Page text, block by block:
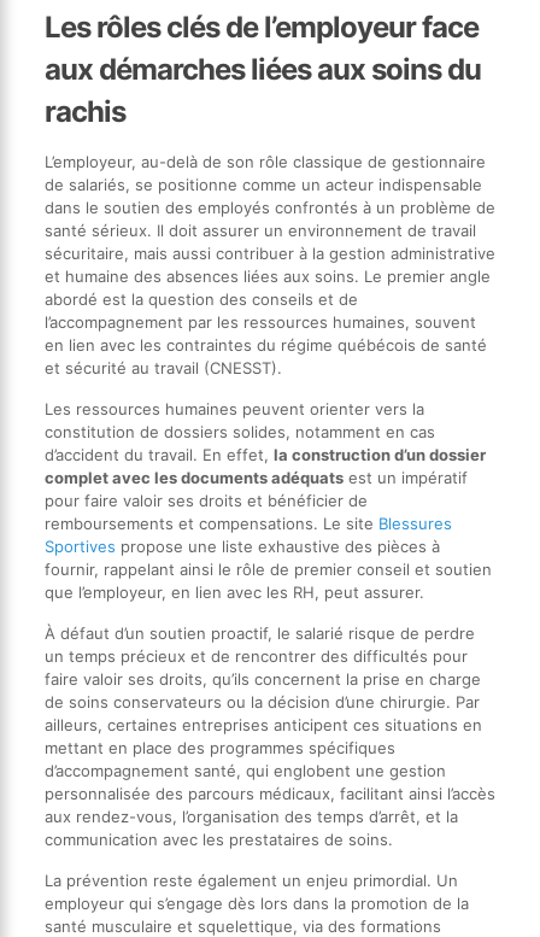
Les rôles clés de l’employeur face
aux démarches liées aux soins du
rachis
L’employeur, au-delà de son rôle classique de gestionnaire
de salariés, se positionne comme un acteur indispensable
dans le soutien des employés confrontés à un problème de
santé sérieux. Il doit assurer un environnement de travail
sécuritaire, mais aussi contribuer à la gestion administrative
et humaine des absences liées aux soins. Le premier angle
abordé est la question des conseils et de
l’accompagnement par les ressources humaines, souvent
en lien avec les contraintes du régime québécois de santé
et sécurité au travail (CNESST).
Les ressources humaines peuvent orienter vers la
constitution de dossiers solides, notamment en cas
d’accident du travail. En effet, la construction d’un dossier
complet avec les documents adéquatsest un impératif
pour faire valoir ses droits et bénéficier de
remboursements et compensations. Le site Blessures
Sportives propose une liste exhaustive des pièces à
fournir, rappelant ainsi le rôle de premier conseil et soutien
que l’employeur, en lien avec les RH, peut assurer.
À défaut d’un soutien proactif, le salarié risque de perdre
un temps précieux et de rencontrer des difficultés pour
faire valoir ses droits, qu’ils concernent la prise en charge
de soins conservateurs ou la décision d’une chirurgie. Par
ailleurs, certaines entreprises anticipent ces situations en
mettant en place des programmes spécifiques
d’accompagnement santé, qui englobent une gestion
personnalisée des parcours médicaux, facilitant ainsi l’accès
aux rendez-vous, l’organisation des temps d’arrêt, et la
communication avec les prestataires de soins.
La prévention reste également un enjeu primordial. Un
employeur qui s’engage dès lors dans la promotion de la
santé musculaire et squelettique, via des formations